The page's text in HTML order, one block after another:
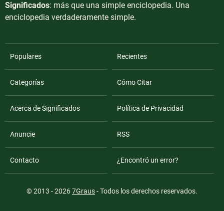
Significados: más que una simple enciclopedia. Una
enciclopedia verdaderamente simple.
Populares Recientes
Categorías Cómo Citar
Acerca de Significados Política de Privacidad
Anuncie RSS
Contacto ¿Encontró un error?
© 2013 - 20267Graus- Todos los derechos reservados.